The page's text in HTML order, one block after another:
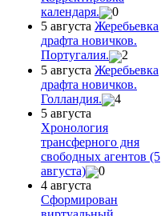
календаря.
0
5 августа Жеребьевка
драфта новичков.
Португалия.
2
5 августа Жеребьевка
драфта новичков.
Голландия.
4
5 августа
Хронология
трансферного дня
свободных агентов (5
августа)
0
4 августа
Сформирован